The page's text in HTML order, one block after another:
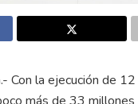
Con la ejecución de